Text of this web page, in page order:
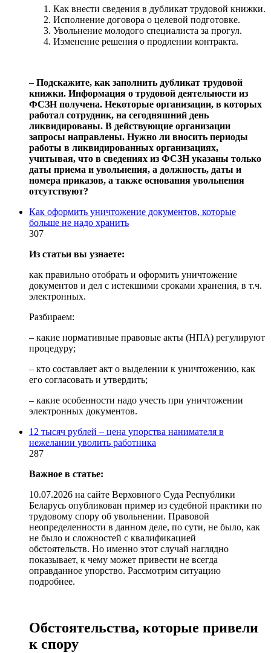
Как внести сведения в дубликат трудовой книжки.
Исполнение договора о целевой подготовке.
Увольнение молодого специалиста за прогул.
Изменение решения о продлении контракта.
‒ Подскажите, как заполнить дубликат трудовой
книжки. Информация о трудовой деятельности из
ФСЗН получена. Некоторые организации, в которых
работал сотрудник, на сегодняшний день
ликвидированы. В действующие организации
запросы направлены. Нужно ли вносить периоды
работы в ликвидированных организациях,
учитывая, что в сведениях из ФСЗН указаны только
даты приема и увольнения, а должность, даты и
номера приказов, а также основания увольнения
отсутствуют?
Как оформить уничтожение документов, которые
больше не надо хранить
307
Из статьи вы узнаете:
как правильно отобрать и оформить уничтожение
документов и дел с истекшими сроками хранения, в т.ч.
электронных.
Разбираем:
– какие нормативные правовые акты (НПА) регулируют
процедуру;
– кто составляет акт о выделении к уничтожению, как
его согласовать и утвердить;
– какие особенности надо учесть при уничтожении
электронных документов.
12 тысяч рублей – цена упорства нанимателя в
нежелании уволить работника
287
Важное в статье:
10.07.2026 на сайте Верховного Суда Республики
Беларусь опубликован пример из судебной практики по
трудовому спору об увольнении. Правовой
неопределенности в данном деле, по сути, не было, как
не было и сложностей с квалификацией
обстоятельств. Но именно этот случай наглядно
показывает, к чему может привести не всегда
оправданное упорство. Рассмотрим ситуацию
подробнее.
Обстоятельства, которые привели
к спору